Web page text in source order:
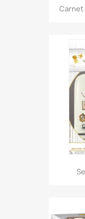
Carnet